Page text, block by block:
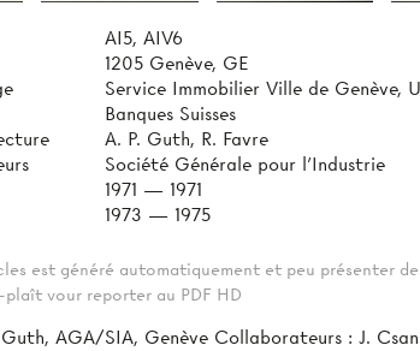
AI5, AIV6
1205 Genève, GE
Service Immobilier Ville de Genève,
Banques Suisses
A. P. Guth, R. Favre
Société Générale pour l'Industrie
1971 — 1971
1973 — 1975
est généré automatiquement et peu présenter
vour reporter au PDF HD
Guth, AGA/SIA, Genève Collaborateurs : J.